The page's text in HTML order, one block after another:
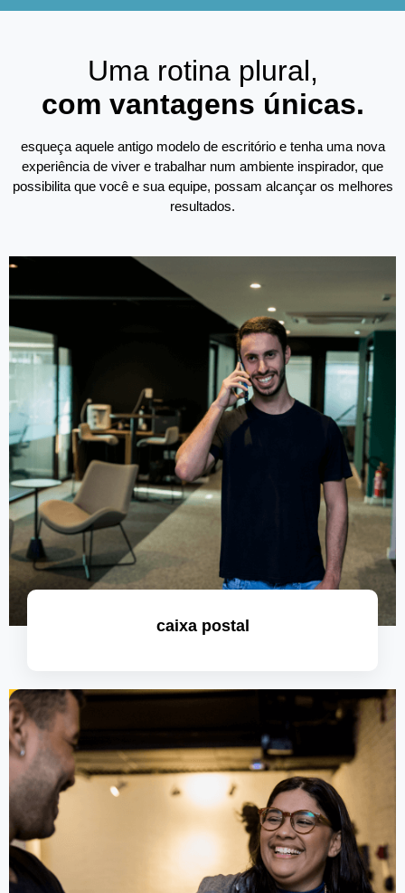
Uma rotina plural,
com vantagens únicas.
esqueça aquele antigo modelo de escritório e tenha uma nova
experiência de viver e trabalhar num ambiente inspirador, que
possibilita que você e sua equipe, possam alcançar os melhores
resultados.
caixa postal
saiba mais